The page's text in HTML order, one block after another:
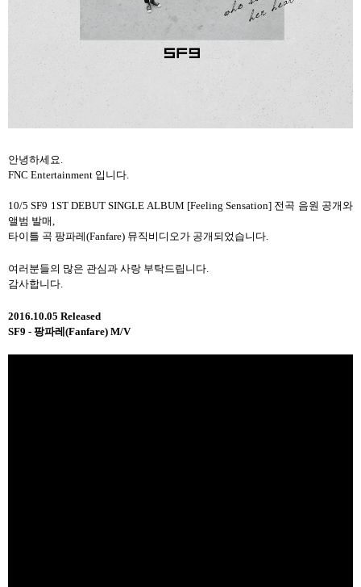
안녕하세요.
FNC Entertainment 입니다.
10/5 SF9 1ST DEBUT SINGLE ALBUM [Feeling Sensation] 전곡 음원 공개와
앨범 발매,
타이틀 곡 팡파레(Fanfare) 뮤직비디오가 공개되었습니다.
여러분들의 많은 관심과 사랑 부탁드립니다.
감사합니다.
2016.10.05 Released
SF9 - 팡파레(Fanfare) M/V